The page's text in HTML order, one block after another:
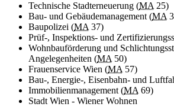
Technische Stadterneuerung (MA 25)
Bau- und Gebäudemanagement (MA
Baupolizei (MA 37)
Prüf-, Inspektions- und
Wohnbauförderung und
Angelegenheiten (MA 50)
Frauenservice Wien (MA 57)
Bau-, Energie-, Eisenbahn- und
Immobilienmanagement (MA 69)
Stadt Wien - Wiener Wohnen